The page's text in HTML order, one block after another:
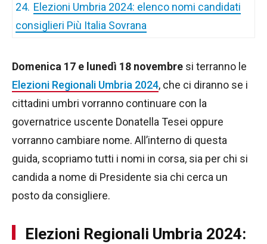
24. Elezioni Umbria 2024: elenco nomi candidati
consiglieri Più Italia Sovrana
Domenica 17 e lunedì 18 novembre si terranno le
Elezioni Regionali Umbria 2024, che ci diranno se i
cittadini umbri vorranno continuare con la
governatrice uscente Donatella Tesei oppure
vorranno cambiare nome. All’interno di questa
guida, scopriamo tutti i nomi in corsa, sia per chi si
candida a nome di Presidente sia chi cerca un
posto da consigliere.
Elezioni Regionali Umbria 2024: